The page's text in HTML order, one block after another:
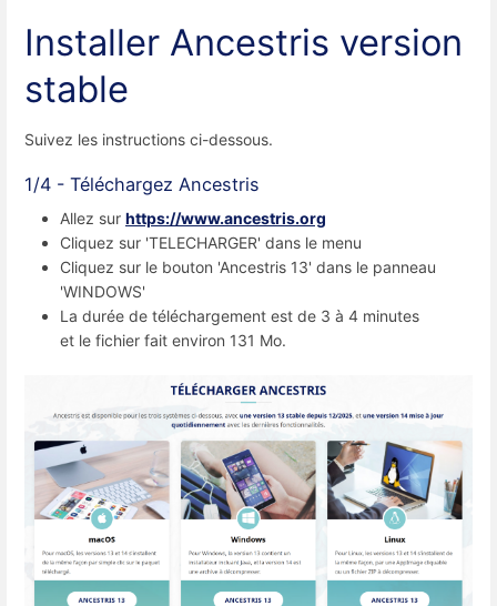
Installer Ancestris version
stable
Suivez les instructions ci-dessous.
1/4 - Téléchargez Ancestris
Allez sur https://www.ancestris.org
Cliquez sur 'TELECHARGER' dans le menu
Cliquez sur le bouton 'Ancestris 13' dans le panneau
'WINDOWS'
La durée de téléchargement est de 3 à 4 minutes
et le fichier fait environ 131 Mo.